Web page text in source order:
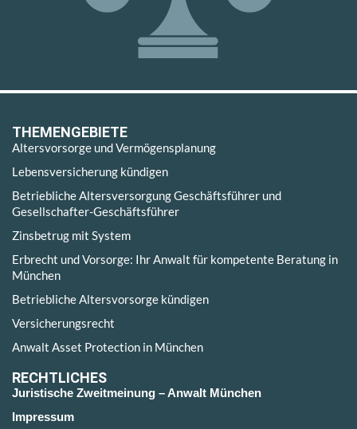
THEMENGEBIETE
Altersvorsorge und Vermögensplanung
Lebensversicherung kündigen
Betriebliche Altersversorgung Geschäftsführer und
Gesellschafter-Geschäftsführer
Zinsbetrug mit System
Erbrecht und Vorsorge: Ihr Anwalt für kompetente Beratung in
München
Betriebliche Altersvorsorge kündigen
Versicherungsrecht
Anwalt Asset Protection in München
RECHTLICHES
Juristische Zweitmeinung – Anwalt München
Impressum